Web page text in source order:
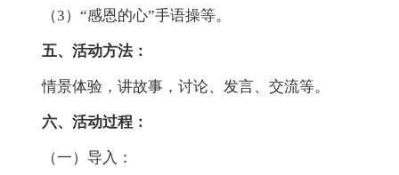
（3）“感恩的心”手语操等。
五、活动方法：
情景体验，讲故事，讨论、发言、交流等。
六、活动过程：
（一）导入：